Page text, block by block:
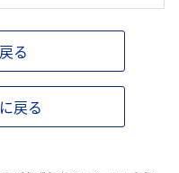
る
戻る